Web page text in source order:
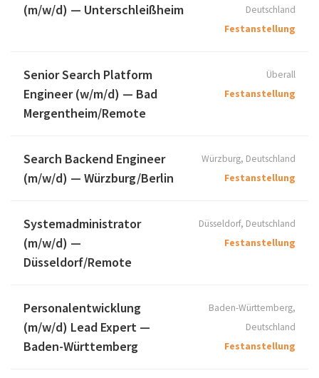
(m/w/d) — Unterschleißheim
Deutschland
Festanstellung
Senior Search Platform
Engineer (w/m/d) — Bad
Mergentheim/Remote
Überall
Festanstellung
Search Backend Engineer
(m/w/d) — Würzburg/Berlin
Würzburg, Deutschland
Festanstellung
Systemadministrator
(m/w/d) —
Düsseldorf/Remote
Düsseldorf, Deutschland
Festanstellung
Personalentwicklung
(m/w/d) Lead Expert —
Baden-Württemberg
Baden-Württemberg,
Deutschland
Festanstellung